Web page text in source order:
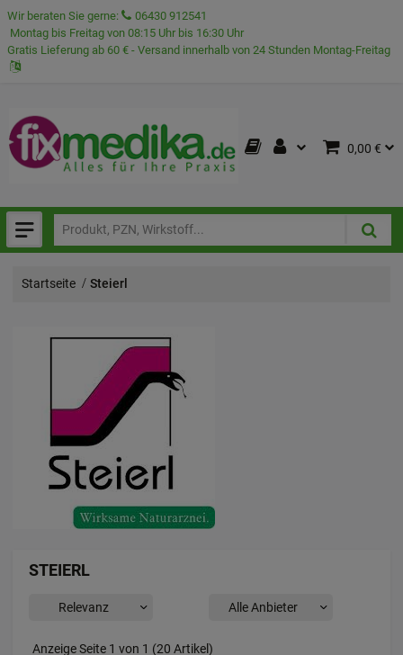
Wir beraten Sie gerne:
06430 912541
Montag bis Freitag von 08:15 Uhr bis 16:30 Uhr
Gratis Lieferung ab 60 € - Versand innerhalb von 24 Stunden Montag-Freitag
0,00 €
Startseite Steierl
STEIERL
Anzeige Seite 1 von 1 (20 Artikel)